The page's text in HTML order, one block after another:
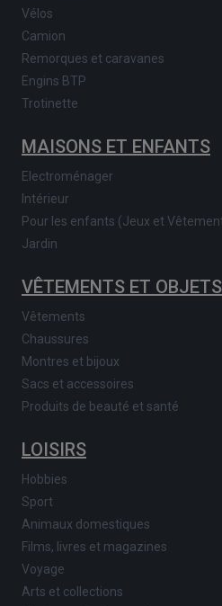
Vélos
Camion
Remorques et caravanes
Engins BTP
Trotinette
MAISONS ET ENFANTS
Electroménager
Intérieur
Pour les enfants (Jeux et
Jardin
VÊTEMENTS ET
Vêtements
Chaussures
Montres et bijoux
Sacs et accessoires
Produits de beauté et santé
LOISIRS
Hobbies
Sport
Animaux domestiques
Films, livres et magazines
Voyage
Arts et collections